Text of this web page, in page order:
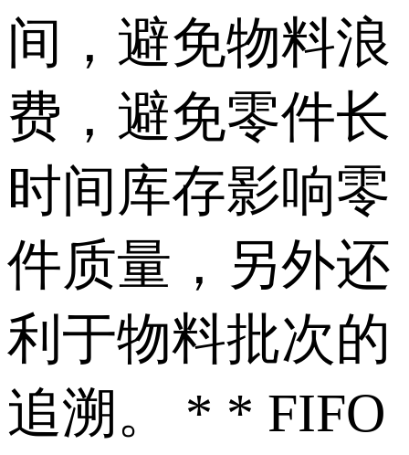
间，避免物料浪
费，避免零件长
时间库存影响零
件质量，另外还
利于物料批次的
追溯。 * * FIFO